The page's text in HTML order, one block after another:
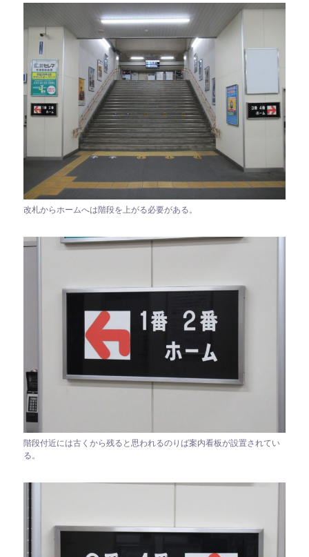
改札からホームへは階段を上がる必要がある。
階段付近には古くから残ると思われるのりば案内看板が設置されてい
る。